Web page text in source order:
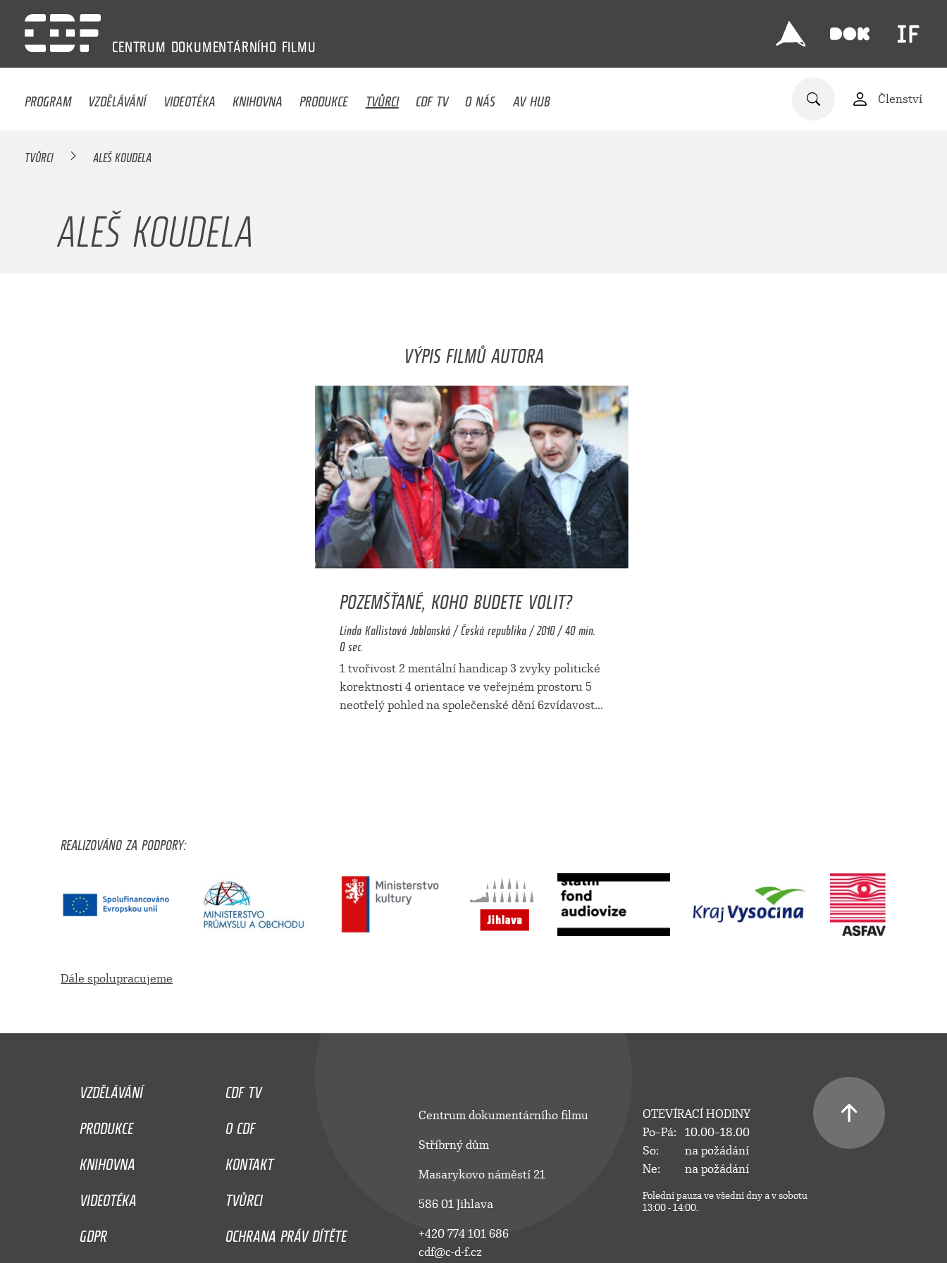
CENTRUM DOKUMENTÁRNÍHO FILMU
PROGRAM VZDĚLÁVÁNÍ VIDEOTÉKA KNIHOVNA PRODUKCE TVŮRCI CDF TV O NÁS AV HUB Členství
TVŮRCI ALEŠ KOUDELA
ALEŠ KOUDELA
VÝPIS FILMŮ AUTORA
POZEMŠŤANÉ, KOHO BUDETE VOLIT?
Linda Kallistová Jablonská / Česká republika / 2010 / 40 min.
0 sec.
1 tvořivost 2 mentální handicap 3 zvyky politické
korektnosti 4 orientace ve veřejném prostoru 5
neotřelý pohled na společenské dění 6zvídavost...
REALIZOVÁNO ZA PODPORY:
Dále spolupracujeme
VZDĚLÁVÁNÍ
CDF TV
PRODUKCE
O CDF
KNIHOVNA
KONTAKT
VIDEOTÉKA
TVŮRCI
GDPR
OCHRANA PRÁV DÍTĚTE
Centrum dokumentárního filmu
Stříbrný dům
Masarykovo náměstí 21
586 01 Jihlava
+420 774 101 686
cdf@c-d-f.cz
OTEVÍRACÍ HODINY
Po–Pá:
10.00–18.00
So:
na požádání
Ne:
na požádání
Polední pauza ve všední dny a v sobotu
13:00 - 14:00.